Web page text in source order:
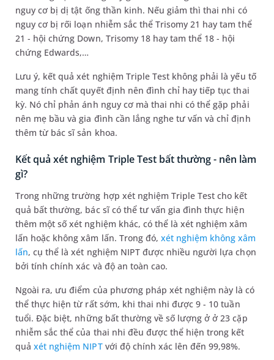
nguy cơ bị dị tật ống thần kinh. Nếu giảm thì thai nhi có
nguy cơ bị rối loạn nhiễm sắc thể Trisomy 21 hay tam thể
21 - hội chứng Down, Trisomy 18 hay tam thể 18 - hội
chứng Edwards,…
Lưu ý, kết quả xét nghiệm Triple Test không phải là yếu tố
mang tính chất quyết định nên đình chỉ hay tiếp tục thai
kỳ. Nó chỉ phản ánh nguy cơ mà thai nhi có thể gặp phải
nên mẹ bầu và gia đình cần lắng nghe tư vấn và chỉ định
thêm từ bác sĩ sản khoa.
Kết quả xét nghiệm Triple Test bất thường - nên làm
gì?
Trong những trường hợp xét nghiệm Triple Test cho kết
quả bất thường, bác sĩ có thể tư vấn gia đình thực hiện
thêm một số xét nghiệm khác, có thể là xét nghiệm xâm
lấn hoặc không xâm lấn. Trong đó, xét nghiệm không xâm
lấn, cụ thể là xét nghiệm NIPT được nhiều người lựa chọn
bởi tính chính xác và độ an toàn cao.
Ngoài ra, ưu điểm của phương pháp xét nghiệm này là có
thể thực hiện từ rất sớm, khi thai nhi được 9 - 10 tuần
tuổi. Đặc biệt, những bất thường về số lượng ở ở 23 cặp
nhiễm sắc thể của thai nhi đều được thể hiện trong kết
quảxét nghiệm NIPTvới độ chính xác lên đến 99,98%.